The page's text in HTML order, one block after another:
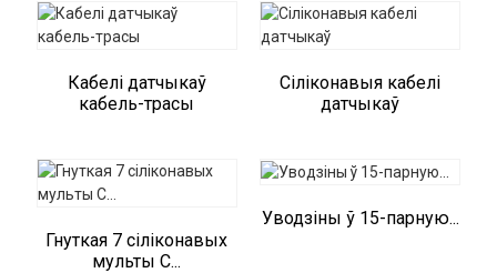
Кабелі датчыкаў
кабель-трасы
Сіліконавыя кабелі
датчыкаў
Гнуткая 7 сіліконавых
мульты C...
Уводзіны ў 15-парную...